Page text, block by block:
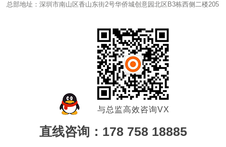
总部地址：深圳市南山区香山东街2号华侨城创意园北区B3栋西侧二楼205
与总监高效咨询VX
直线咨询：178 758 18885